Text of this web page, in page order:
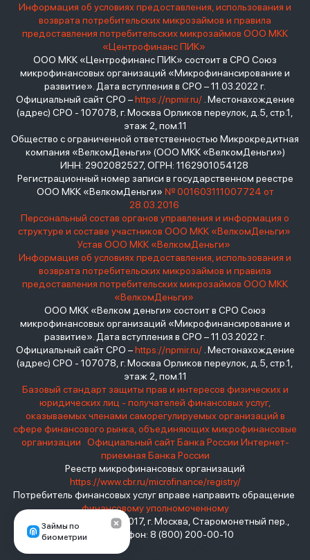
Займы по
биометрии
Информация об условиях предоставления, использования и
возврата потребительских микрозаймов и правила
предоставления потребительских микрозаймов ООО МКК
«Центрофинанс ПИК»
ООО МКК «Центрофинанс ПИК» состоит в СРО Союз
микрофинансовых организаций «Микрофинансирование и
развитие». Дата вступления в СРО – 11.03.2022 г.
Официальный сайт СРО –https://npmir.ru/. Местонахождение
(адрес) СРО - 107078, г. Москва Орликов переулок, д.5, стр.1,
этаж 2, пом.11
Общество с ограниченной ответственностью Микрокредитная
компания «ВелкомДеньги» (ООО МКК «ВелкомДеньги»)
ИНН: 2902082527, ОГРН: 1162901054128
Регистрационный номер записи в государственном реестре
ООО МКК «ВелкомДеньги» № 001603111007724 от
28.03.2016
Персональный состав органов управления и информация о
структуре и составе участников ООО МКК «ВелкомДеньги»
Устав ООО МКК «ВелкомДеньги»
Информация об условиях предоставления, использования и
возврата потребительских микрозаймов и правила
предоставления потребительских микрозаймов ООО МКК
«ВелкомДеньги»
ООО МКК «Велком деньги» состоит в СРО Союз
микрофинансовых организаций «Микрофинансирование и
развитие». Дата вступления в СРО – 11.03.2022 г.
Официальный сайт СРО –https://npmir.ru/. Местонахождение
(адрес) СРО - 107078, г. Москва Орликов переулок, д.5, стр.1,
этаж 2, пом.11
Базовый стандарт защиты прав и интересов физических и
юридических лиц - получателей финансовых услуг,
оказываемых членами саморегулируемых организаций в
сфере финансового рынка, объединяющих микрофинансовые
организации
Официальный сайт Банка России Интернет-
приемная Банка России
Реестр микрофинансовых организаций
https://www.cbr.ru/microfinance/registry/
Потребитель финансовых услуг вправе направить обращение
финансовому уполномоченному
Место нахождения: 119017, г. Москва, Старомонетный пер.,
дом 3 Телефон: 8 (800) 200-00-10
взять займ - <a href="https://viruchay.ru">выручай</a> -